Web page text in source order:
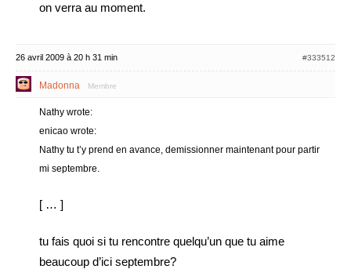
on verra au moment.
26 avril 2009 à 20 h 31 min #333512
Madonna Membre
Nathy wrote:
enicao wrote:
Nathy tu t’y prend en avance, demissionner maintenant pour partir
mi septembre.
[ … ]
tu fais quoi si tu rencontre quelqu’un que tu aime
beaucoup d’ici septembre?